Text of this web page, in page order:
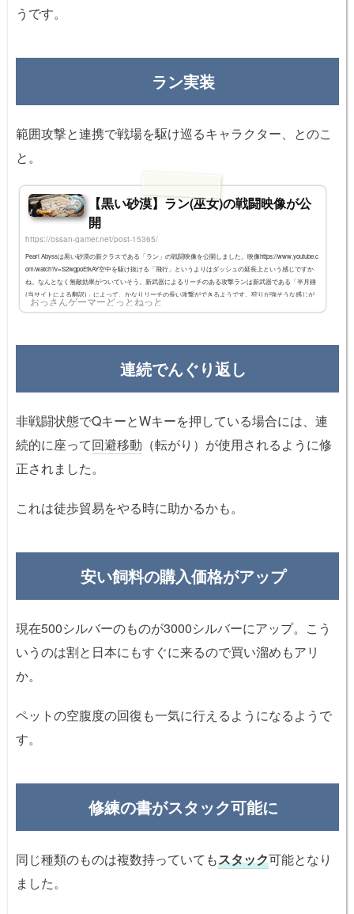
うです。
ラン実装
範囲攻撃と連携で戦場を駆け巡るキャラクター、とのこ
と。
【黒い砂漠】ラン(巫女)の戦闘映像が公
開
https://ossan-gamer.net/post-15365/
Pearl Abyssは黒い砂漠の新クラスである「ラン」の戦闘映像を公開しました。映像https://www.youtube.c
om/watch?v=S2wgpoEtkAY空中を駆け抜ける「飛行」というよりはダッシュの延長上という感じですか
ね。なんとなく無敵効果がついていそう。新武器によるリーチのある攻撃ランは新武器である「半月錘
(当サイトによる翻訳)」によって、かなりリーチの長い攻撃ができるようです。狩りが強そうな感じが
します。
おっさんゲーマーどっとねっと
連続でんぐり返し
非戦闘状態でQキーとWキーを押している場合には、連
続的に座って回避移動 （転がり）が使用されるように修
正されました。
これは徒歩貿易をやる時に助かるかも。
安い飼料の購入価格がアップ
現在500シルバーのものが3000シルバーにアップ。こう
いうのは割と日本にもすぐに来るので買い溜めもアリ
か。
ペットの空腹度の回復も一気に行えるようになるようで
す。
修練の書がスタック可能に
同じ種類のものは複数持っていてもスタック可能となり
ました。